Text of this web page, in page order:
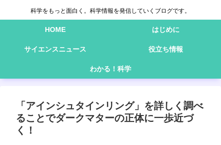
科学をもっと面白く。科学情報を発信していくブログです。
HOME はじめに
サイエンスニュース 役立ち情報
わかる！科学
「アインシュタインリング」を詳しく調べ
ることでダークマターの正体に一歩近づ
く！